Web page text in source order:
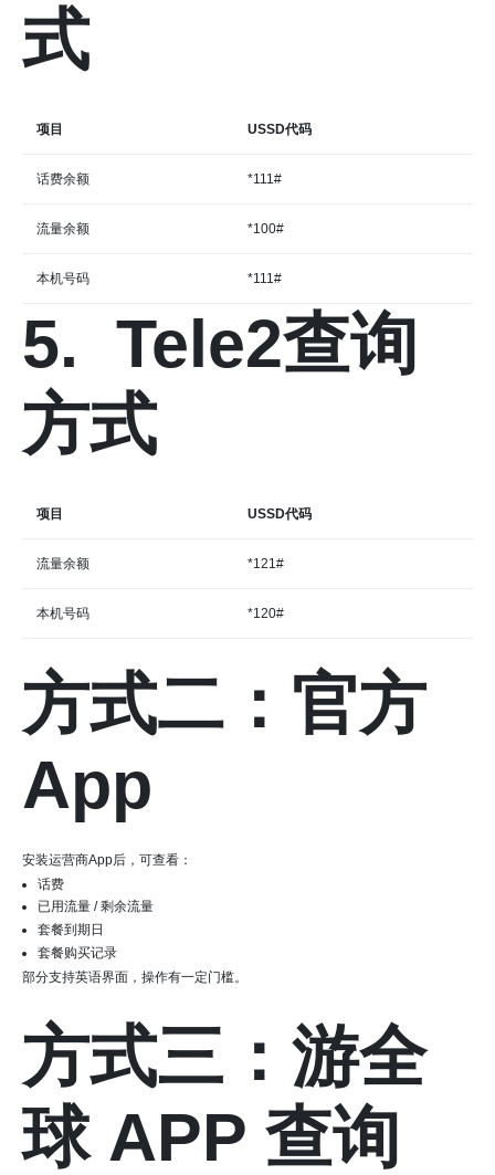
式
项目 USSD代码
话费余额 *111#
流量余额 *100#
本机号码 *111#
5. Tele2查询
方式
项目 USSD代码
流量余额 *121#
本机号码 *120#
方式二：官方
App
安装运营商App后，可查看：
话费
已用流量 / 剩余流量
套餐到期日
套餐购买记录
部分支持英语界面，操作有一定门槛。
方式三：游全
球 APP 查询